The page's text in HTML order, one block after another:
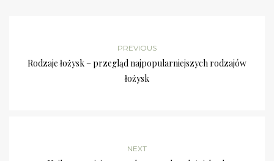
PREVIOUS
Rodzaje łożysk – przegląd najpopularniejszych rodzajów
łożysk
NEXT